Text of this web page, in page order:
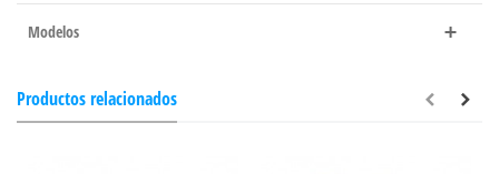
Modelos
Productos relacionados